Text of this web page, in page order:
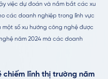
việc dự đoán và nắm bắt các xu
các doanh nghiệp trong lĩnh vực
một số xu hướng công nghệ được
năm 2024 mà các doanh
chiếm lĩnh thị trường năm